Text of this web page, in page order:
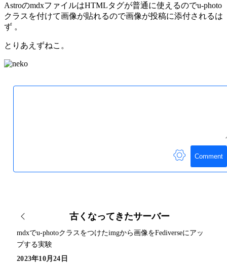
AstroのmdxファイルはHTMLタグが普通に使えるのでu-photo
クラスを付けて画像が貼れるので画像が投稿に添付されるは
ず 。
とりあえずねこ。
Comment
古くなってきたサーバー
mdxでu-photoクラスをつけたimgから画像をFediverseにアッ
プする実験
2023年10月24日